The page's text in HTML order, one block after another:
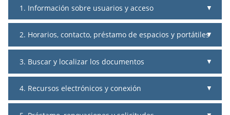
1. Información sobre usuarios y acceso
2. Horarios, contacto, préstamo de espacios y portátiles
3. Buscar y localizar los documentos
4. Recursos electrónicos y conexión